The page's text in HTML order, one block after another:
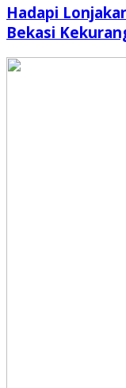
Hadapi
Bekasi